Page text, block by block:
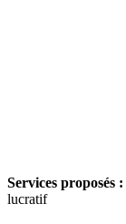
Services proposés :
lucratif